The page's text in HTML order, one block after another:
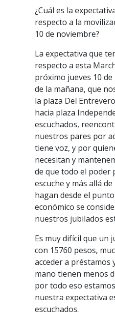
¿Cuál es la
respecto a la
10 de noviembre?
La expectativa que
respecto a esta
próximo jueves 10
de la mañana, que
la plaza Del
hacia plaza
escuchados,
nuestros pares por
tiene voz, y por
necesitan y
de que todo el poder
escuche y más allá
hagan desde el
económico se
nuestros jubilados
Es muy difícil que un
con 15760 pesos,
acceder a préstamos
mano tienen menos
por todo eso
nuestra expectativa
escuchados.